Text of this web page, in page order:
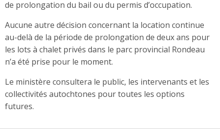
de prolongation du bail ou du permis d’occupation.
Aucune autre décision concernant la location continue
au-delà de la période de prolongation de deux ans pour
les lots à chalet privés dans le parc provincial Rondeau
n’a été prise pour le moment.
Le ministère consultera le public, les intervenants et les
collectivités autochtones pour toutes les options
futures.